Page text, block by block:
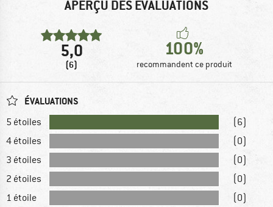
APERÇU DES ÉVALUATIONS
5,0
(6)
100%
recommandent ce produit
ÉVALUATIONS
5 étoiles
(6)
4 étoiles
(0)
3 étoiles
(0)
2 étoiles
(0)
1 étoile
(0)